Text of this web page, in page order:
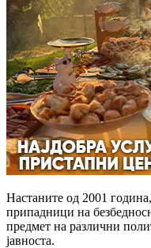
Настаните од 2001
припадници на
предмет на различни
јавноста.